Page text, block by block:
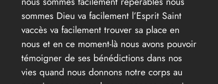
sommes Dieu va facilement l’Esprit Saint
vaccès va facilement trouver sa place en
nous et en ce moment-là nous avons pouvoir
témoigner de ses bénédictions dans nos
vies quand nous donnons notre corps au